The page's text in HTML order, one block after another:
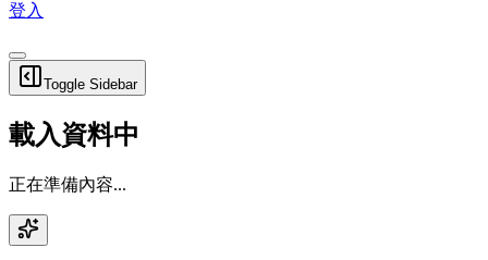
登入
Toggle Sidebar
載入資料中
正在準備內容...